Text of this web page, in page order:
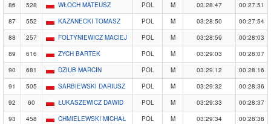
86
528 WŁOCH MATEUSZ POL M 03:28:47
00:27:51
87
552 KAZANECKI TOMASZ POL M 03:28:50
00:27:54
88
257 FOLTYNIEWICZ MACIEJ POL M 03:28:59
00:28:03
89
616 ZYCH BARTEK POL M 03:29:03
00:28:07
90
681 DZIUB MARCIN POL M 03:29:12
00:28:16
91
505 SARBIEWSKI DARIUSZ POL M 03:29:32
00:28:36
92
60 ŁUKASZEWICZ DAWID POL M 03:29:33
00:28:37
93
458 CHMIELEWSKI MICHAŁ POL M 03:29:34
00:28:38